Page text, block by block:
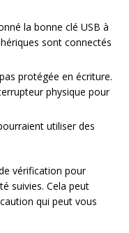
la bonne clé USB à
sont connectés
protégée en écriture.
physique pour
utiliser des
vérification pour
suivies. Cela peut
qui peut vous